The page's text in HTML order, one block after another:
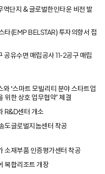
역단지 & 글로벌한인타운 비전 발
타(EMP BELSTAR) 투자의향서 접
공유수면 매립공사 11-2공구 매립
와 ‘스마트 모빌리티 분야 스타트업
위한 상호 업무협약’ 체결
R&D센터 개소
도글로벌지놈센터 착공
소재부품 인증평가센터 착공
복합리조트 개장